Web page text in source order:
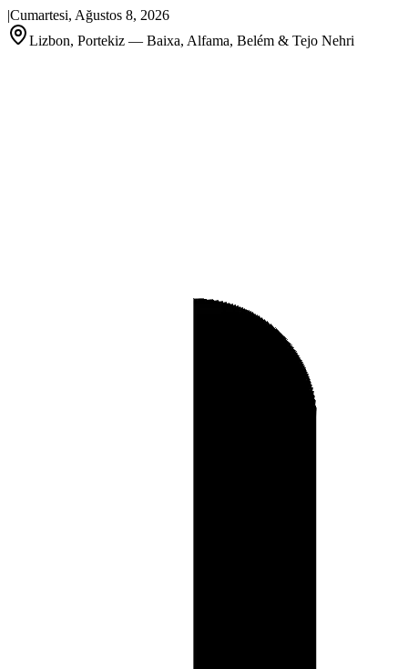
|Cumartesi, Ağustos 8, 2026
Lizbon, Portekiz — Baixa, Alfama, Belém & Tejo Nehri